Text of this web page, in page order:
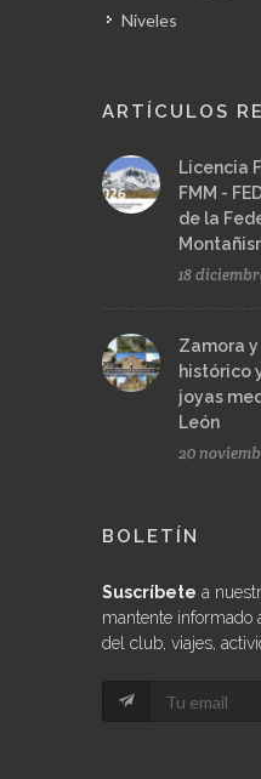
Niveles
ARTÍCULOS
Licencia
FMM -
de la
18
Zamora
histórico
joyas
León
20
BOLETÍN
Suscríbete a
mantente informado
del club, viajes,